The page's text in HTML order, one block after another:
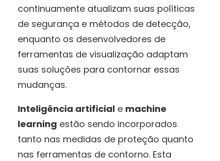
continuamente atualizam suas políticas
de segurança e métodos de detecção,
enquanto os desenvolvedores de
ferramentas de visualização adaptam
suas soluções para contornar essas
mudanças.
Inteligência artificial e machine
learning estão sendo incorporados
tanto nas medidas de proteção quanto
nas ferramentas de contorno. Esta